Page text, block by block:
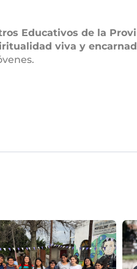
Educativos de la
viva y